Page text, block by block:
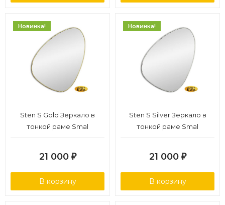
Новинка!
Sten S Gold Зеркало в
тонкой раме Smal
21 000 ₽
В корзину
Новинка!
Sten S Silver Зеркало в
тонкой раме Smal
21 000 ₽
В корзину